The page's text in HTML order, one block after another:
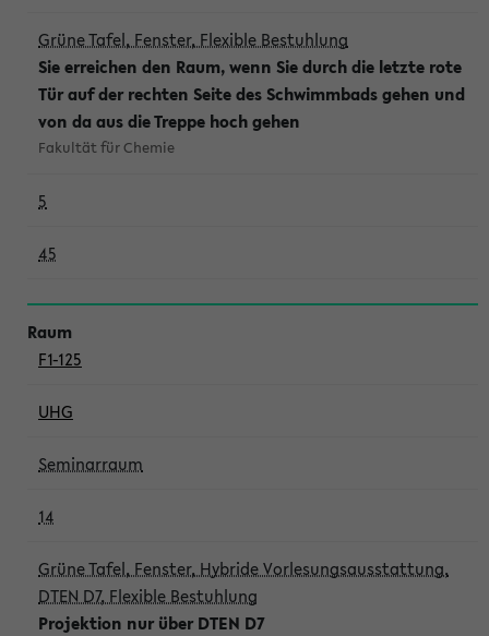
Grüne Tafel, Fenster, Flexible Bestuhlung
Sie erreichen den Raum, wenn Sie durch die letzte rote
Tür auf der rechten Seite des Schwimmbads gehen und
von da aus die Treppe hoch gehen
Fakultät für Chemie
5
45
F1-125
UHG
Seminarraum
14
Grüne Tafel, Fenster, Hybride Vorlesungsausstattung,
DTEN D7, Flexible Bestuhlung
Projektion nur über DTEN D7